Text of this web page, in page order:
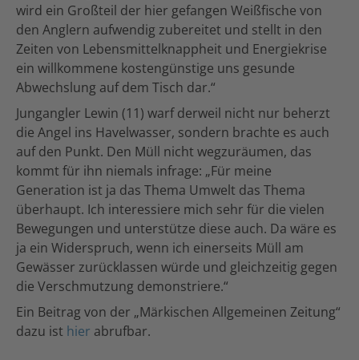
wird ein Großteil der hier gefangen Weißfische von
den Anglern aufwendig zubereitet und stellt in den
Zeiten von Lebensmittelknappheit und Energiekrise
ein willkommene kostengünstige uns gesunde
Abwechslung auf dem Tisch dar.“
Jungangler Lewin (11) warf derweil nicht nur beherzt
die Angel ins Havelwasser, sondern brachte es auch
auf den Punkt. Den Müll nicht wegzuräumen, das
kommt für ihn niemals infrage: „Für meine
Generation ist ja das Thema Umwelt das Thema
überhaupt. Ich interessiere mich sehr für die vielen
Bewegungen und unterstütze diese auch. Da wäre es
ja ein Widerspruch, wenn ich einerseits Müll am
Gewässer zurücklassen würde und gleichzeitig gegen
die Verschmutzung demonstriere.“
Ein Beitrag von der „Märkischen Allgemeinen Zeitung“
dazu ist hier abrufbar.